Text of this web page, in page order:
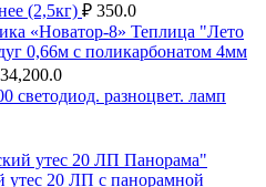
(2,5кг) ₽ 350.0
Теплица "Лето
0,66м с поликарбонатом 4мм
34,200.0
утес 20 ЛП с панорамной